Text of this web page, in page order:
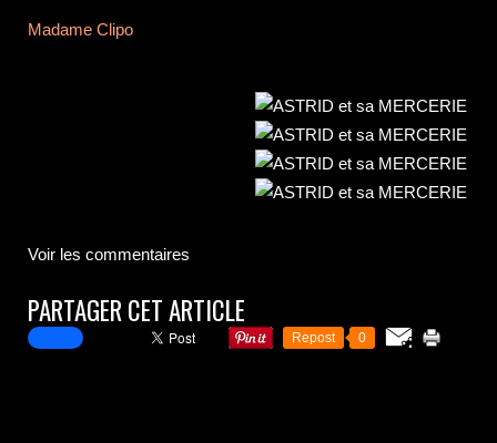
Madame Clipo
Voir les commentaires
PARTAGER CET ARTICLE
Repost 0